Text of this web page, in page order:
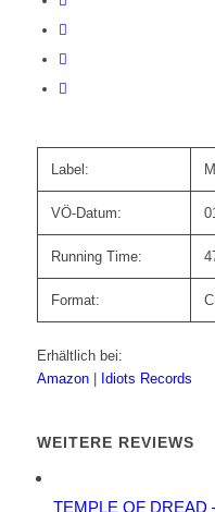
Label:
VÖ-Datum:
Running Time:
Format:
Erhältlich bei:
Amazon| Idiots Records
WEITERE REVIEWS
TEMPLE OF DREAD